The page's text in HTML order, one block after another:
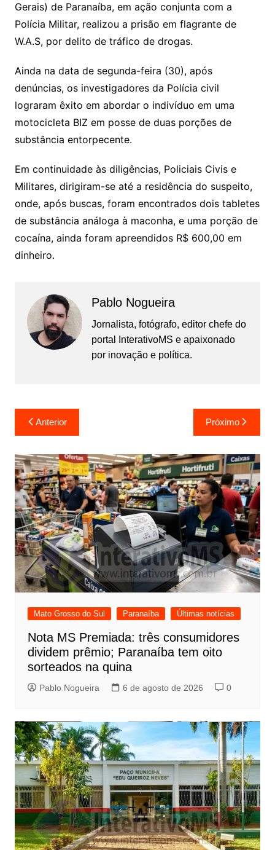
Gerais) de Paranaíba, em ação conjunta com a
Polícia Militar, realizou a prisão em flagrante de
W.A.S, por delito de tráfico de drogas.
Ainda na data de segunda-feira (30), após
denúncias, os investigadores da Polícia civil
lograram êxito em abordar o indivíduo em uma
motocicleta BIZ em posse de duas porções de
substância entorpecente.
Em continuidade às diligências, Policiais Civis e
Militares, dirigiram-se até a residência do suspeito,
onde, após buscas, foram encontrados dois tabletes
de substância análoga à maconha, e uma porção de
cocaína, ainda foram apreendidos R$ 600,00 em
dinheiro.
Pablo Nogueira
Jornalista, fotógrafo, editor chefe do
portal InterativoMS e apaixonado
por inovação e política.
Navegação
de
Post
Anterior Próximo
Mato Grosso do Sul Paranaíba Últimas notícias
Nota MS Premiada: três consumidores
dividem prêmio; Paranaíba tem oito
sorteados na quina
Pablo Nogueira 6 de agosto de 2026 0